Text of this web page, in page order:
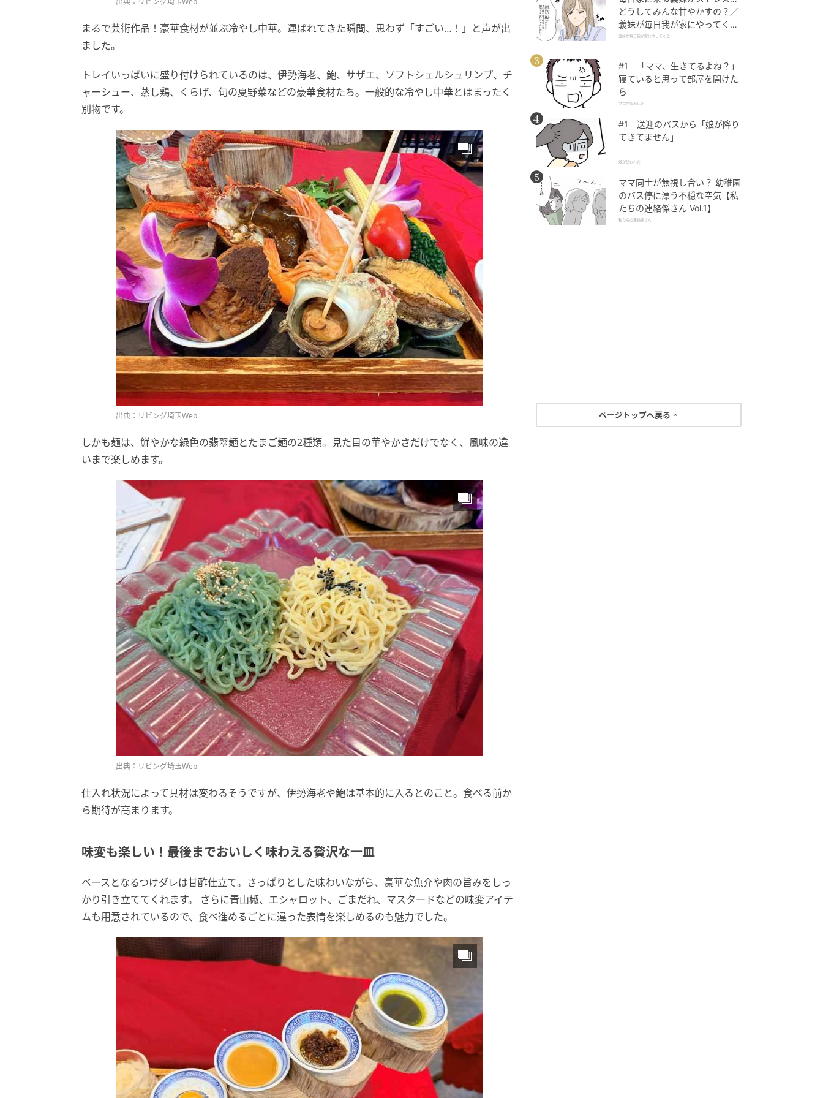
まるで芸術作品！豪華食材が並ぶ冷やし中華。運ばれてきた瞬間、思わず「すごい…！」と声が出
ました。
トレイいっぱいに盛り付けられているのは、伊勢海老、鮑、サザエ、ソフトシェルシュリンプ、チ
ャーシュー、蒸し鶏、くらげ、旬の夏野菜などの豪華食材たち。一般的な冷やし中華とはまったく
別物です。
出典：リビング埼玉Web
しかも麺は、鮮やかな緑色の翡翠麺とたまご麺の2種類。見た目の華やかさだけでなく、風味の違
いまで楽しめます。
出典：リビング埼玉Web
仕入れ状況によって具材は変わるそうですが、伊勢海老や鮑は基本的に入るとのこと。食べる前か
ら期待が高まります。
味変も楽しい！最後までおいしく味わえる贅沢な一皿
ベースとなるつけダレは甘酢仕立て。さっぱりとした味わいながら、豪華な魚介や肉の旨みをしっ
かり引き立ててくれます。 さらに青山椒、エシャロット、ごまだれ、マスタードなどの味変アイテ
ムも用意されているので、食べ進めるごとに違った表情を楽しめるのも魅力でした。
どうしてみんな甘やかすの？／
義妹が毎日我が家にやってくる
（1）【義父母がシンドイんで
義妹が毎日我が家にやってくる
#1 「ママ、生きてるよね？」
寝ていると思って部屋を開けた
ら
ママが家出した
#1 送迎のバスから「娘が降り
てきてません」
娘が拐われた
ママ同士が無視し合い？ 幼稚園
のバス停に漂う不穏な空気【私
たちの連絡係さん Vol.1】
私たちの連絡係さん
ページトップへ戻る